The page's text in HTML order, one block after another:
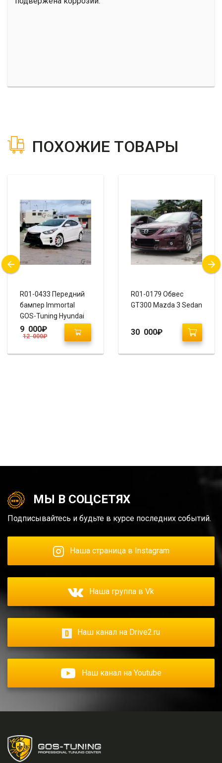
ПОХОЖИЕ ТОВАРЫ
R01-0433 Передний
бампер Immortal
GOS-Tuning Hyundai
Elantra Avante MD
12 000₽
9 000₽
R01-0179 Обвес
GT300 Mazda 3 Sedan
30 000₽
МЫ В СОЦСЕТЯХ
Подписывайтесь и будьте в курсе последних событий.
Наша страница в Instagram
Наша группа в Vk
Наш канал на Drive2.ru
Наш канал на Youtube